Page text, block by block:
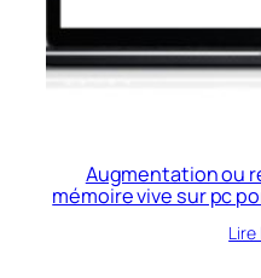
Augmentation ou
mémoire vive sur pc
Lire